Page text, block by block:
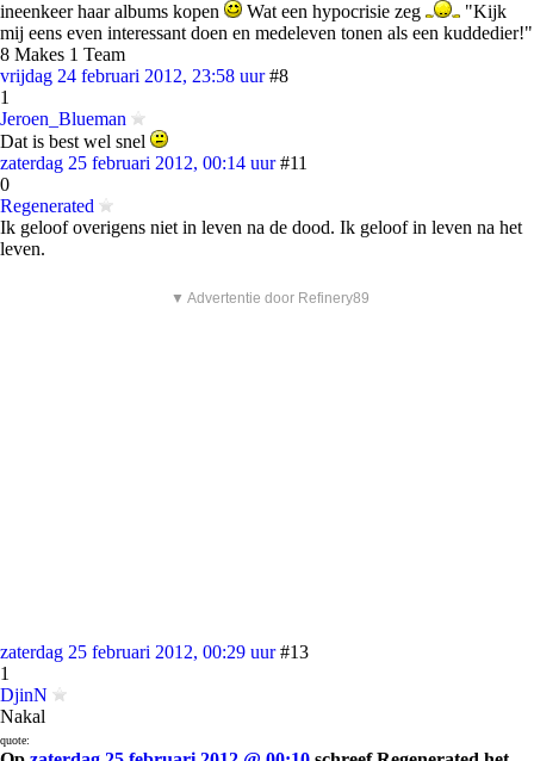
ineenkeer haar albums kopen
Wat een hypocrisie zeg
"Kijk
mij eens even interessant doen en medeleven tonen als een kuddedier!"
8 Makes 1 Team
vrijdag 24 februari 2012, 23:58 uur #8
1
Jeroen_Blueman
Dat is best wel snel
zaterdag 25 februari 2012, 00:14 uur #11
0
Regenerated
Ik geloof overigens niet in leven na de dood. Ik geloof in leven na het
leven.
▼ Advertentie door Refinery89
zaterdag 25 februari 2012, 00:29 uur #13
1
DjinN
Nakal
quote: